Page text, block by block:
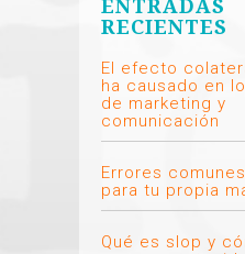
ENTRADAS
RECIENTES
El efecto
ha causado en
de marketing y
comunicación
Errores
para tu propia
Qué es slop y